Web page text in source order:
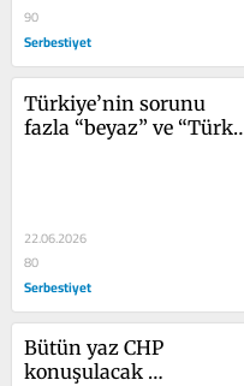
90
Serbestiyet
Türkiye’nin sorunu
fazla “beyaz” ve “Türk”
22.06.2026
80
Serbestiyet
Bütün yaz CHP
konuşulacak